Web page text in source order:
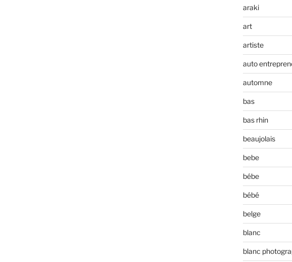
araki
art
artiste
auto
automne
bas
bas rhin
beaujolais
bebe
bébe
bébé
belge
blanc
blanc